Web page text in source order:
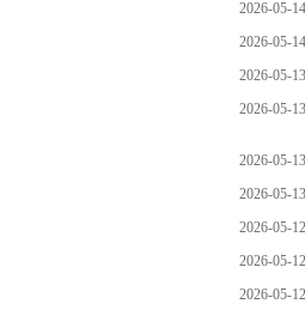
2026-05-14
2026-05-14
2026-05-13
2026-05-13
2026-05-13
2026-05-13
2026-05-12
2026-05-12
2026-05-12